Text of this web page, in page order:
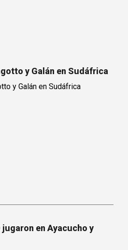
y Galán en Sudáfrica
en Ayacucho y